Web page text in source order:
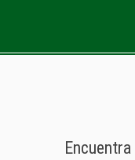
Encuentra